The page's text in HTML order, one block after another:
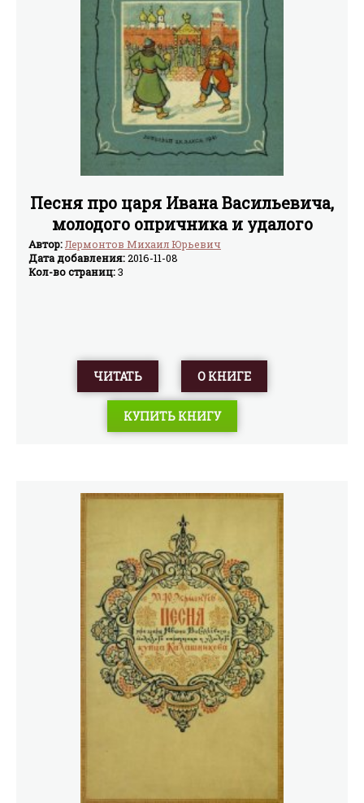
Песня про царя Ивана Васильевича,
молодого опричника и удалого
купца Калашникова (илл.
П.Коровина)
Автор:Лермонтов Михаил Юрьевич
Дата добавления:2016-11-08
Кол-во страниц:3
ЧИТАТЬ О КНИГЕ
КУПИТЬ КНИГУ